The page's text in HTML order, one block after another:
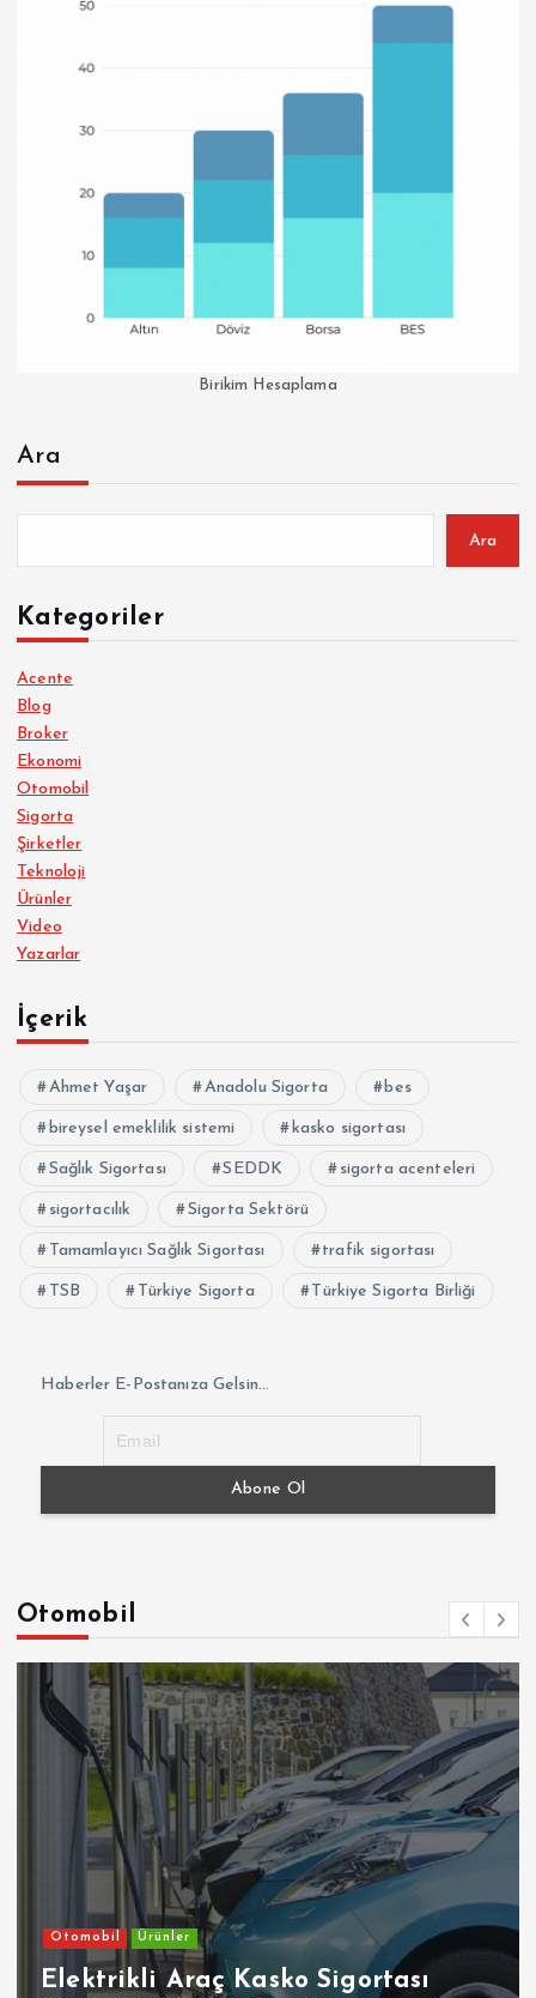
Birikim Hesaplama
Ara
Ara
Kategoriler
Acente
Blog
Broker
Ekonomi
Otomobil
Sigorta
Şirketler
Teknoloji
Ürünler
Video
Yazarlar
İçerik
Ahmet Yaşar Anadolu Sigorta bes
bireysel emeklilik sistemi kasko sigortası
Sağlık Sigortası SEDDK sigorta acenteleri
sigortacılık Sigorta Sektörü
Tamamlayıcı Sağlık Sigortası trafik sigortası
TSB Türkiye Sigorta Türkiye Sigorta Birliği
Haberler E-Postanıza Gelsin...
Otomobil
Kasko Sigortası
Otomobil